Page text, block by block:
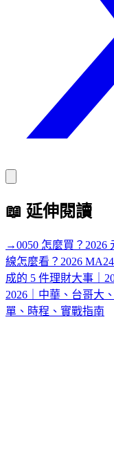
📖 延伸閱讀
→0050 怎麼買？2026
線怎麼看？2026
成的 5 件理財大事｜
2026｜中華、台哥大
單、時程、實戰指南